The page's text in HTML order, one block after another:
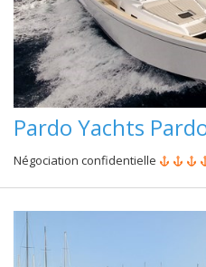
Pardo Yachts
Négociation confidentielle